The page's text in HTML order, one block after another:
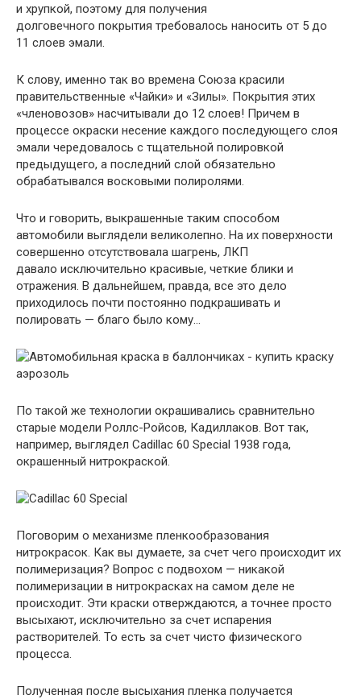
и хрупкой, поэтому для получения
долговечного покрытия требовалось наносить от 5 до
11 слоев эмали.
К слову, именно так во времена Союза красили
правительственные «Чайки» и «Зилы». Покрытия этих
«членовозов» насчитывали до 12 слоев! Причем в
процессе окраски несение каждого последующего слоя
эмали чередовалось с тщательной полировкой
предыдущего, а последний слой обязательно
обрабатывался восковыми полиролями.
Что и говорить, выкрашенные таким способом
автомобили выглядели великолепно. На их поверхности
совершенно отсутствовала шагрень, ЛКП
давало исключительно красивые, четкие блики и
отражения. В дальнейшем, правда, все это дело
приходилось почти постоянно подкрашивать и
полировать — благо было кому…
По такой же технологии окрашивались сравнительно
старые модели Роллс-Ройсов, Кадиллаков. Вот так,
например, выглядел Cadillac 60 Special 1938 года,
окрашенный нитрокраской.
Поговорим о механизме пленкообразования
нитрокрасок. Как вы думаете, за счет чего происходит их
полимеризация? Вопрос с подвохом — никакой
полимеризации в нитрокрасках на самом деле не
происходит. Эти краски отверждаются, а точнее просто
высыхают, исключительно за счет испарения
растворителей. То есть за счет чисто физического
процесса.
Полученная после высыхания пленка получается